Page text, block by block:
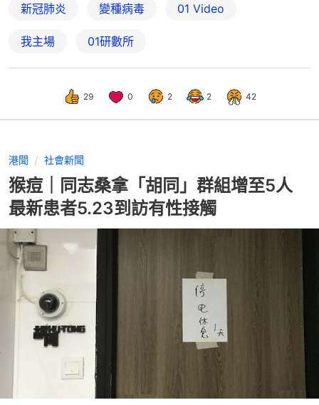
新冠肺炎 變種病毒 01 Video
我主場 01研數所
29 0 2 2 42
港聞 社會新聞
猴痘｜同志桑拿「胡同」群組增至5人
最新患者5.23到訪有性接觸